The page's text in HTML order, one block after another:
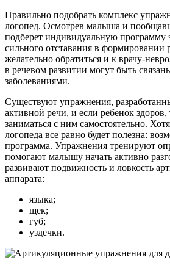
Правильно подобрать комплекс
логопед. Осмотрев малыша и
подберет индивидуальную программу
сильного отставания в формировании
желательно обратиться и к врачу-
в речевом развитии могут быть
заболеваниями.
Существуют упражнения,
активной речи, и если ребенок
заниматься с ним самостоятельно.
логопеда все равно будет полезна:
программа. Упражнения тренируют
помогают малышу начать активно
развивают подвижность и ловкость
аппарата:
языка;
щек;
губ;
уздечки.